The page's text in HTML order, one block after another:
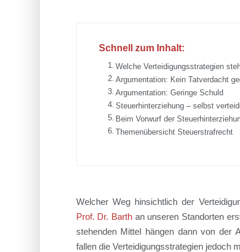
Schnell zum Inhalt:
Welche Verteidigungsstrategien
Argumentation: Kein Tatverdacht
Argumentation: Geringe Schuld
Steuerhinterziehung – selbst
Beim Vorwurf der
Themenübersicht Steuerstrafrecht
Welcher Weg hinsichtlich der
Prof. Dr. Barth an unseren Standorten
stehenden Mittel hängen dann von der
fallen die Verteidigungsstrategien jedoch